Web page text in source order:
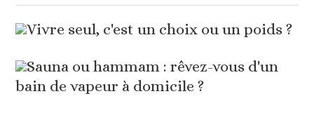
Vivre seul, c'est un choix ou un poids ?
Sauna ou hammam : rêvez-vous d'un
bain de vapeur à domicile ?